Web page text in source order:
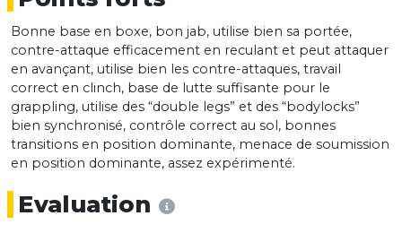
Bonne base en boxe, bon jab, utilise bien sa portée,
contre-attaque efficacement en reculant et peut attaquer
en avançant, utilise bien les contre-attaques, travail
correct en clinch, base de lutte suffisante pour le
grappling, utilise des “double legs” et des “bodylocks”
bien synchronisé, contrôle correct au sol, bonnes
transitions en position dominante, menace de soumission
en position dominante, assez expérimenté.
Evaluation